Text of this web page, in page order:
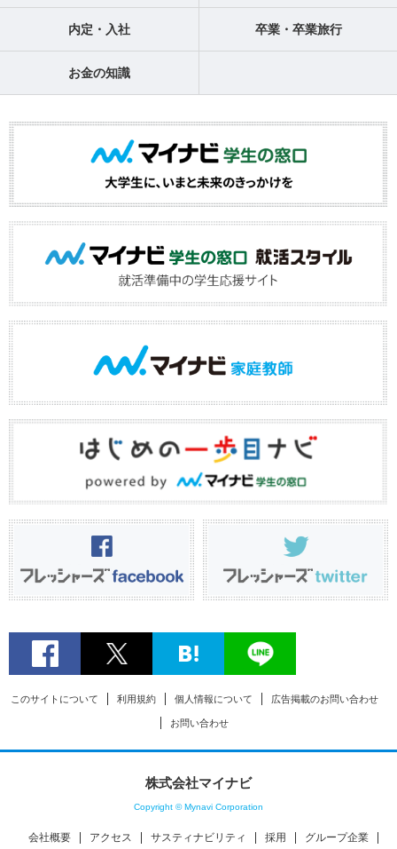
内定・入社 卒業・卒業旅行
お金の知識
このサイトについて 利用規約 個人情報について 広告掲載のお問い合わせ
お問い合わせ
株式会社マイナビ
Copyright © Mynavi Corporation
会社概要 アクセス サスティナビリティ 採用 グループ企業